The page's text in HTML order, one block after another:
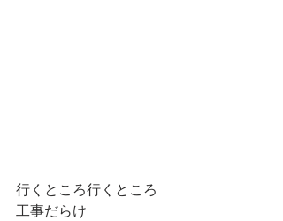
行くところ行くところ
工事だらけ